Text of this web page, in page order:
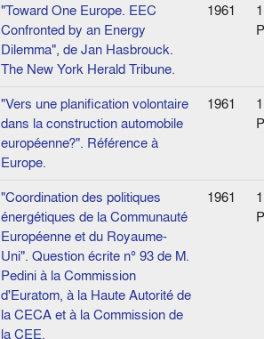
"Toward One Europe. EEC
Confronted by an Energy
Dilemma", de Jan Hasbrouck.
The New York Herald Tribune.
1961
1
"Vers une planification volontaire
dans la construction automobile
européenne?". Référence à
Europe.
1961
1
"Coordination des politiques
énergétiques de la Communauté
Européenne et du Royaume-
Uni". Question écrite n° 93 de M.
Pedini à la Commission
d'Euratom, à la Haute Autorité de
la CECA et à la Commission de
la CEE.
1961
1